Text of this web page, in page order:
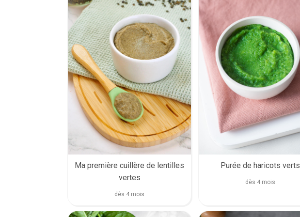
Ma première cuillère de lentilles
vertes
dès 4 mois
Purée de haricots verts
dès 4 mois